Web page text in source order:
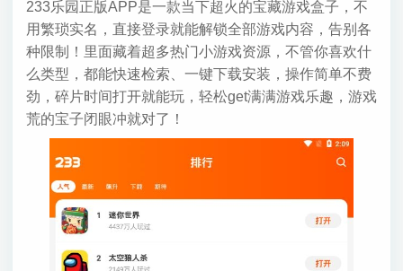
233乐园正版APP是一款当下超火的宝藏游戏盒子，不
用繁琐实名，直接登录就能解锁全部游戏内容，告别各
种限制！里面藏着超多热门小游戏资源，不管你喜欢什
么类型，都能快速检索、一键下载安装，操作简单不费
劲，碎片时间打开就能玩，轻松get满满游戏乐趣，游戏
荒的宝子闭眼冲就对了！